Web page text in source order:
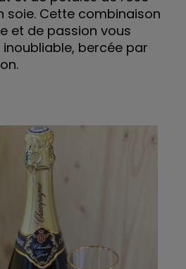
soie. Cette combinaison
et de passion vous
bercée par